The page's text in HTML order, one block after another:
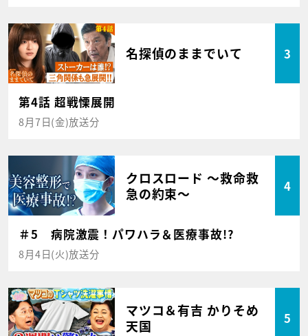
名探偵のままでいて 3
第4話 超戦慄展開
8月7日(金)放送分
クロスロード ～救命救
急の約束～
4
＃5 病院激震！パワハラ＆医療事故!?
8月4日(火)放送分
マツコ＆有吉 かりそめ
天国
5